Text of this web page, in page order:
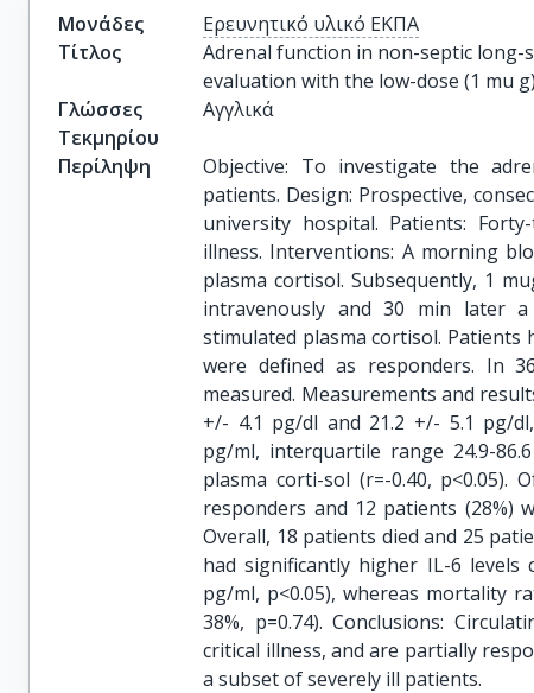
Μονάδες
Ερευνητικό υλικό ΕΚΠΑ
Τίτλος
Adrenal function in non-septic long-
evaluation with the low-dose (1 mu
Γλώσσες
Τεκμηρίου
Αγγλικά
Περίληψη
Objective: To investigate the
patients. Design: Prospective,
university hospital. Patients:
illness. Interventions: A morning
plasma cortisol. Subsequently, 1
intravenously and 30 min later
stimulated plasma cortisol.
were defined as responders. In
measured. Measurements and
+/- 4.1 pg/dl and 21.2 +/- 5.1 pg/
pg/ml, interquartile range 24.9-
plasma corti-sol (r=-0.40, p<0.05).
responders and 12 patients (28%)
Overall, 18 patients died and 25
had significantly higher IL-6
pg/ml, p<0.05), whereas mortality
38%, p=0.74). Conclusions:
critical illness, and are partially
a subset of severely ill patients.